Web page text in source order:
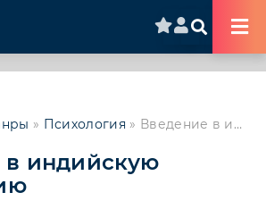
» Психология » Введение в индийскую философию
в индийскую